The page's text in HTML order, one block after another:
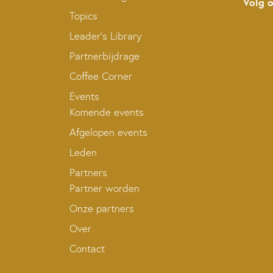
Topics
Leader’s Library
Partnerbijdrage
Coffee Corner
Events
Komende events
Afgelopen events
Leden
Partners
Partner worden
Onze partners
Over
Contact